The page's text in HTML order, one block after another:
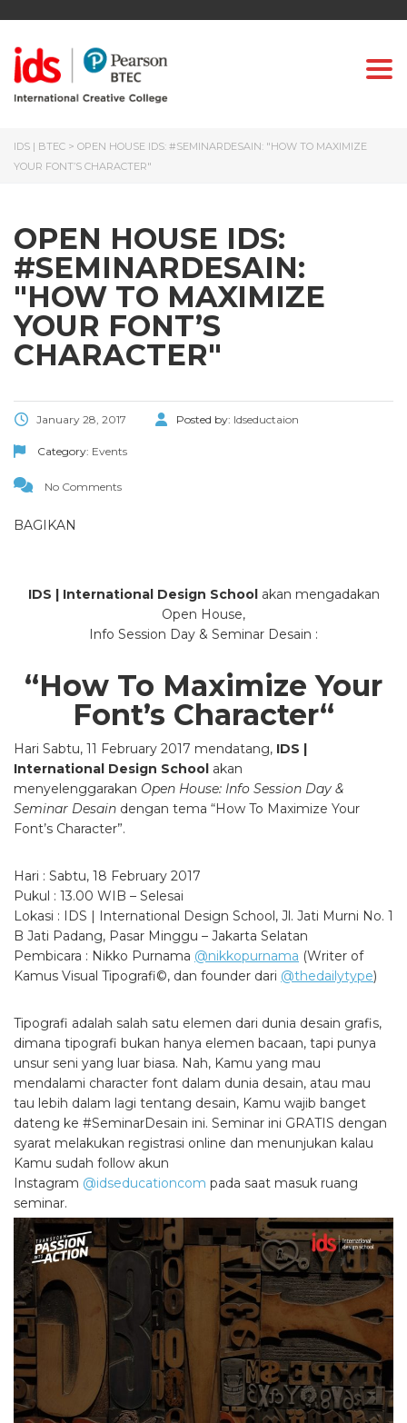
IDS | BTEC > OPEN HOUSE IDS: #SEMINARDESAIN: "HOW TO MAXIMIZE
YOUR FONT’S CHARACTER"
OPEN HOUSE IDS:
#SEMINARDESAIN:
"HOW TO MAXIMIZE
YOUR FONT’S
CHARACTER"
January 28, 2017 Posted by: Idseductaion
Category: Events
No Comments
BAGIKAN
IDS | International Design School akan mengadakan
Open House,
Info Session Day & Seminar Desain :
“How To Maximize Your
Font’s Character“
Hari Sabtu, 11 February 2017 mendatang, IDS |
International Design School akan
menyelenggarakan Open House: Info Session Day &
Seminar Desain dengan tema “How To Maximize Your
Font’s Character”.
Hari : Sabtu, 18 February 2017
Pukul : 13.00 WIB – Selesai
Lokasi : IDS | International Design School, Jl. Jati Murni No. 1
B Jati Padang, Pasar Minggu – Jakarta Selatan
Pembicara : Nikko Purnama @nikkopurnama (Writer of
Kamus Visual Tipografi©, dan founder dari @thedailytype)
Tipografi adalah salah satu elemen dari dunia desain grafis,
dimana tipografi bukan hanya elemen bacaan, tapi punya
unsur seni yang luar biasa. Nah, Kamu yang mau
mendalami character font dalam dunia desain, atau mau
tau lebih dalam lagi tentang desain, Kamu wajib banget
dateng ke #SeminarDesain ini. Seminar ini GRATIS dengan
syarat melakukan registrasi online dan menunjukan kalau
Kamu sudah follow akun
Instagram @idseducationcom pada saat masuk ruang
seminar.